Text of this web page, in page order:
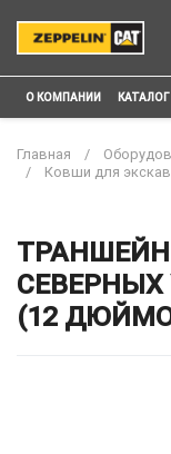
О КОМПАНИИ КАТАЛОГ
Главная
Ковши для
СЕВЕРНЫХ
(12